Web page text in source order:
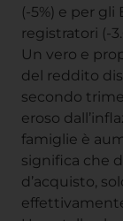
(-5%) e per
registratori (-
Un vero e
del reddito
secondo
eroso
famiglie è
significa che
d’acquisto,